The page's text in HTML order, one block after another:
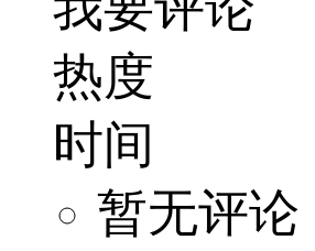
热度
时间
暂无评论